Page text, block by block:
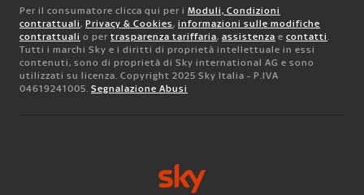
Per il consumatore clicca qui per i Moduli, Condizioni
contrattuali, Privacy & Cookies, informazioni sulle modifiche
contrattuali o per trasparenza tariffaria, assistenza e contatti.
Tutti i marchi Sky e i diritti di proprietà intellettuale in essi
contenuti, sono di proprietà di Sky international AG e sono
utilizzati su licenza. Copyright 2025 Sky Italia - P.IVA
04619241005. Segnalazione Abusi